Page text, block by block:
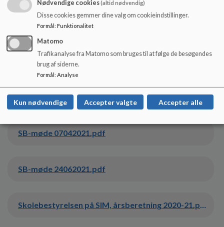
SB-møde 17112020.pdf
SB-møde 21012021.pdf
SB-møde 23022021.pdf
SB-møde 07042021.pdf
SB-møde 24062021.pdf
Skolebestyrelsen på SIM, årsberetning 2020-21.pdf
Nødvendige cookies(altid nødvendig)
Disse cookies gemmer dine valg om cookieindstillinger.
Formål : Funktionalitet
Matomo
Trafikanalyse fra Matomo som bruges til at følge de besøgendes
brug af siderne.
Formål: Analyse
Kun nødvendige Accepter valgte Accepter alle